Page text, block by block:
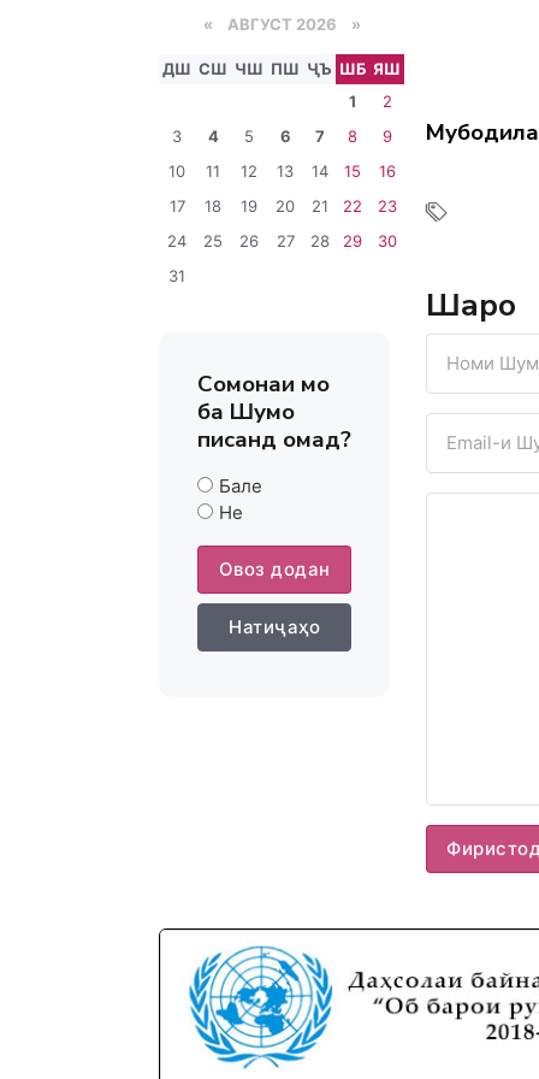
« АВГУСТ 2026 »
ДШ СШ ЧШ ПШ ҶЪ ШБ ЯШ
1
2
3
4 5 6 7 8
9
10
11 12 13 14 15
16
17
18 19 20 21 22
23
24
25 26 27 28 29
30
31
Сомонаи мо
ба Шумо
писанд омад?
Бале
Не
Овоз додан
Натиҷаҳо
Шарҳҳо